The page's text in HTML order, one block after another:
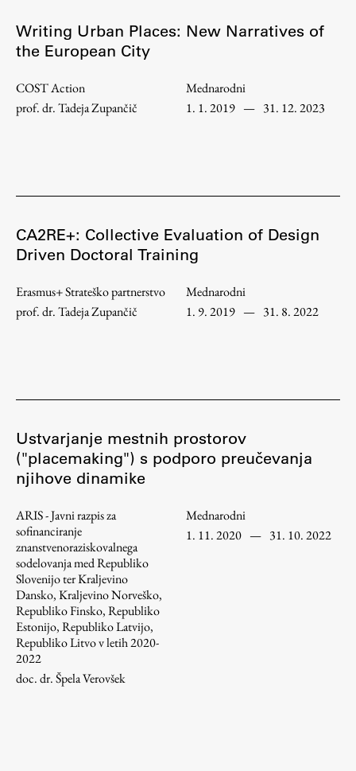
Spletni arhiv DEPO
Študij
Urniki
Predmeti
Vpis
Zaključek študija
ŠIS (SI)
ŠIS (EN)
Aktualno
Obvestila
Novice
Koledar dogodkov
Program dela
Writing Urban Places: New Narratives of
the European City
COST Action
prof. dr. Tadeja Zupančič
Mednarodni
1. 1. 2019 — 31. 12. 2023
CA2RE+: Collective Evaluation of Design
Driven Doctoral Training
Erasmus+ Strateško partnerstvo
prof. dr. Tadeja Zupančič
Mednarodni
1. 9. 2019 — 31. 8. 2022
Ustvarjanje mestnih prostorov
("placemaking") s podporo preučevanja
njihove dinamike
ARIS - Javni razpis za
sofinanciranje
znanstvenoraziskovalnega
sodelovanja med Republiko
Slovenijo ter Kraljevino
Dansko, Kraljevino Norveško,
Republiko Finsko, Republiko
Estonijo, Republiko Latvijo,
Republiko Litvo v letih 2020-
2022
doc. dr. Špela Verovšek
Mednarodni
1. 11. 2020 — 31. 10. 2022